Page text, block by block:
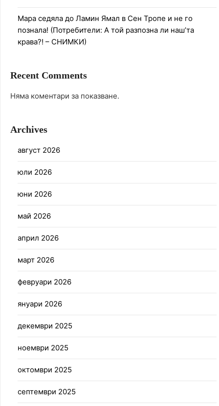
Мара седяла до Ламин Ямал в Сен Тропе и не го
познала! (Потребители: А той разпозна ли наш’та
крава?! – СНИМКИ)
Recent Comments
Няма коментари за показване.
Archives
август 2026
юли 2026
юни 2026
май 2026
април 2026
март 2026
февруари 2026
януари 2026
декември 2025
ноември 2025
октомври 2025
септември 2025